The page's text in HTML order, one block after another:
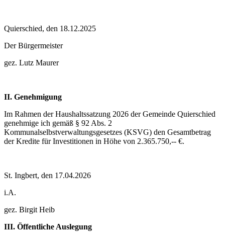
Quierschied, den 18.12.2025
Der Bürgermeister
gez. Lutz Maurer
II. Genehmigung
Im Rahmen der Haushaltssatzung 2026 der Gemeinde Quierschied
genehmige ich gemäß § 92 Abs. 2
Kommunalselbstverwaltungsgesetzes (KSVG) den Gesamtbetrag
der Kredite für Investitionen in Höhe von 2.365.750,-- €.
St. Ingbert, den 17.04.2026
i.A.
gez. Birgit Heib
III. Öffentliche Auslegung